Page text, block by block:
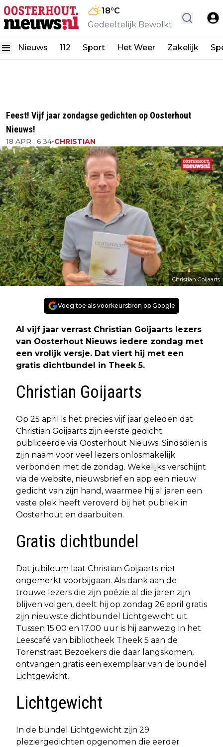
18°C
Gedeeltelijk Bewolkt
Nieuws 112 Sport Het Weer Zakelijk
Feest! Vijf jaar zondagse gedichten op Oosterhout
Nieuws!
18 APR , 6:34•CHRISTIAN
Christian Goijaarts
Voeg toe als voorkeursbron op Google
Al vijf jaar verrast Christian Goijaarts lezers
van Oosterhout Nieuws iedere zondag met
een vrolijk versje. Dat viert hij met een
gratis dichtbundel in Theek 5.
Christian Goijaarts
Op 25 april is het precies vijf jaar geleden dat
Christian Goijaarts zijn eerste gedicht
publiceerde via Oosterhout Nieuws. Sindsdien is
zijn naam voor veel lezers onlosmakelijk
verbonden met de zondag. Wekelijks verschijnt
via de website, nieuwsbrief en app een nieuw
gedicht van zijn hand, waarmee hij al jaren een
vaste plek heeft veroverd bij het publiek in
Oosterhout en daarbuiten.
Gratis dichtbundel
Dat jubileum laat Christian Goijaarts niet
ongemerkt voorbijgaan. Als dank aan de
trouwe lezers die zijn poëzie al die jaren zijn
blijven volgen, deelt hij op zondag 26 april gratis
zijn nieuwste dichtbundel Lichtgewicht uit.
Tussen 15.00 en 17.00 uur is hij aanwezig in het
Leescafé van bibliotheek Theek 5 aan de
Torenstraat Bezoekers die daar langskomen,
ontvangen gratis een exemplaar van de bundel
Lichtgewicht.
Lichtgewicht
In de bundel Lichtgewicht zijn 29
pleziergedichten opgenomen die eerder